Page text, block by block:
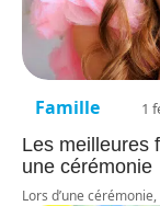
Famille 1
Les meilleures
une cérémonie
Lors d’une